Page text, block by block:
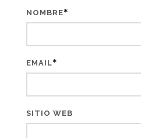
NOMBRE*
EMAIL*
SITIO WEB